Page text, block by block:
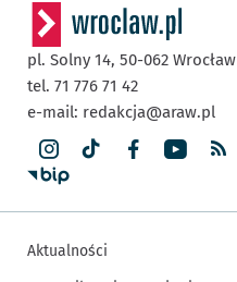
pl. Solny 14, 50-062 Wrocław
tel. 71 776 71 42
e-mail: redakcja@araw.pl
Aktualności